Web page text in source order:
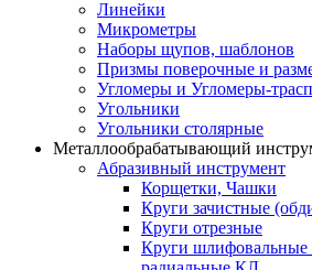
Линейки
Микрометры
Наборы щупов, шаблонов
Призмы поверочные и
Угломеры и Угломеры-
Угольники
Угольники столярные
Металлообрабатывающий
Абразивный инструмент
Корщетки, Чашки
Круги зачистные
Круги отрезные
Круги шлифовальные